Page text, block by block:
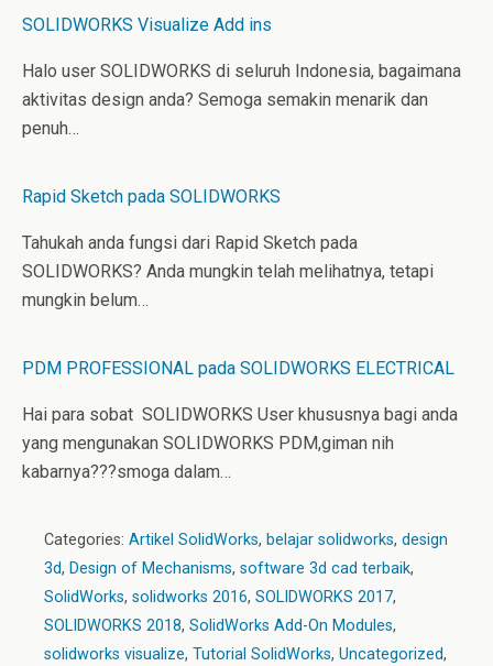
SOLIDWORKS Visualize Add ins
Halo user SOLIDWORKS di seluruh Indonesia, bagaimana
aktivitas design anda? Semoga semakin menarik dan
penuh…
Rapid Sketch pada SOLIDWORKS
Tahukah anda fungsi dari Rapid Sketch pada
SOLIDWORKS? Anda mungkin telah melihatnya, tetapi
mungkin belum…
PDM PROFESSIONAL pada SOLIDWORKS ELECTRICAL
Hai para sobat SOLIDWORKS User khususnya bagi anda
yang mengunakan SOLIDWORKS PDM,giman nih
kabarnya???smoga dalam…
Categories: Artikel SolidWorks, belajar solidworks, design
3d, Design of Mechanisms, software 3d cad terbaik,
SolidWorks, solidworks 2016, SOLIDWORKS 2017,
SOLIDWORKS 2018, SolidWorks Add-On Modules,
solidworks visualize, Tutorial SolidWorks, Uncategorized,